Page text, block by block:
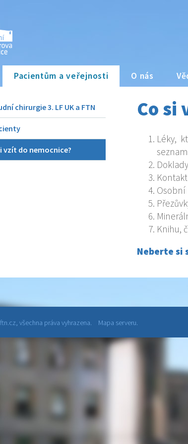
Pacientům a veřejnosti O nás
chirurgie 3. LF UK a FTN
vzít do nemocnice?
Co si
Léky,
Osobní
Knihu,
Neberte si
všechna práva vyhrazena. Mapa serveru.